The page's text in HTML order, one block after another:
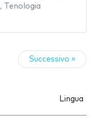
,
Tenologia
Successivo »
Lingua